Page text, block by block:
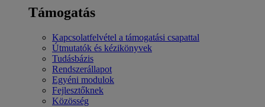
Támogatás
Kapcsolatfelvétel a támogatási csapattal
Útmutatók és kézikönyvek
Tudásbázis
Rendszerállapot
Egyéni modulok
Fejlesztőknek
Közösség